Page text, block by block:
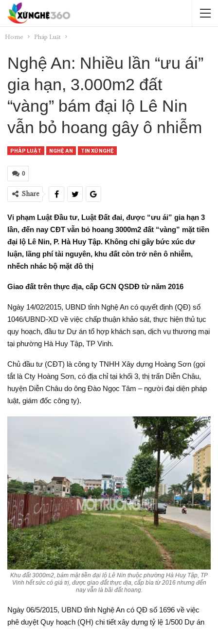
Home Pháp Luật
Nghệ An: Nhiều lần “ưu ái”
gia hạn, 3.000m2 đất
“vàng” bám đại lộ Lê Nin
vẫn bỏ hoang gây ô nhiễm
PHÁP LUẬT NGHỆ AN TIN XỨ NGHỆ
0
Share
Vi phạm Luật Đầu tư, Luật Đất đai, được “ưu ái” gia hạn 3
lần, đến nay CĐT vẫn bỏ hoang 3000m2 đất “vàng” mặt tiền
đại lộ Lê Nin, P. Hà Huy Tập. Không chỉ gây bức xúc dư
luận, lãng phí tài nguyên, khu đất còn trở nên ô nhiễm,
nhếch nhác bộ mặt đô thị
Giao đất trên thực địa, cấp GCN QSDĐ từ năm 2016
Ngày 14/02/2015, UBND tỉnh Nghệ An có quyết định (QĐ) số
1046/UBND-XD về việc chấp thuận khảo sát, thực hiện thủ tục
quy hoạch, đầu tư Dự án tổ hợp khách sạn, dịch vụ thương mại
tại phường Hà Huy Tập, TP Vinh.
Chủ đầu tư (CĐT) là công ty TNHH Xây dựng Hoàng Sơn (gọi
tắt là Cty Hoàng Sơn, có địa chỉ tại khối 3, thị trấn Diễn Châu,
huyện Diễn Châu do ông Đào Ngọc Tâm – người đại diện pháp
luật, giám đốc công ty).
Khu đất 3000m2, bám mặt tiền đại lộ Lê Nin thuộc phường Hà Huy Tập, TP
Vinh hết sức có giá trị, được giao đất thực địa, cấp bìa từ 2016 nhưng đến
nay vẫn là bãi đất hoang.
Ngày 06/5/2015, UBND tỉnh Nghệ An có QĐ số 1696 về việc
phê duyệt Quy hoạch (QH) chi tiết xây dựng tỷ lệ 1/500 Dự án